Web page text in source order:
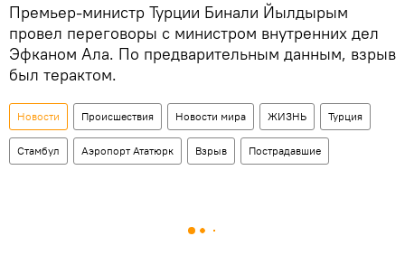
Премьер-министр Турции Бинали Йылдырым
провел переговоры с министром внутренних дел
Эфканом Ала. По предварительным данным, взрыв
был терактом.
Новости Происшествия Новости мира ЖИЗНЬ Турция
Стамбул Аэропорт Ататюрк Взрыв Пострадавшие